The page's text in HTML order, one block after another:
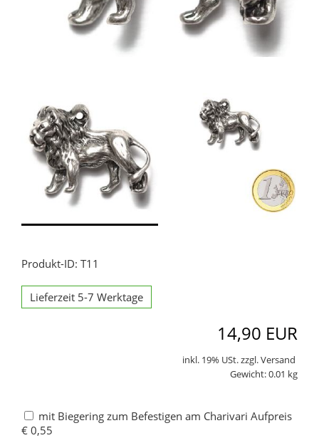
Produkt-ID: T11
Lieferzeit 5-7 Werktage
14,90 EUR
inkl. 19% USt. zzgl. Versand
Gewicht: 0.01 kg
mit Biegering zum Befestigen am Charivari Aufpreis
€ 0,55